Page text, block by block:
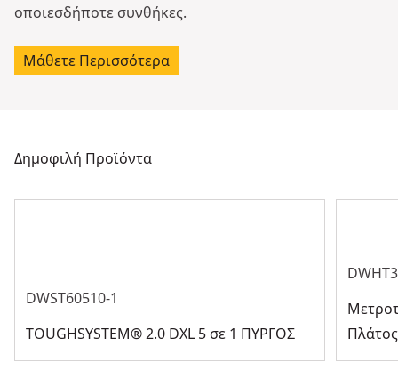
οποιεσδήποτε συνθήκες.
Μάθετε Περισσότερα
Δημοφιλή Προϊόντα
DWST60510-1
TOUGHSYSTEM® 2.0 DXL 5 σε 1 ΠΥΡΓΟΣ